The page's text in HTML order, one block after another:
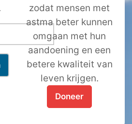
zodat mensen met
astma beter kunnen
omgaan met hun
aandoening en een
betere kwaliteit van
leven krijgen.
Doneer